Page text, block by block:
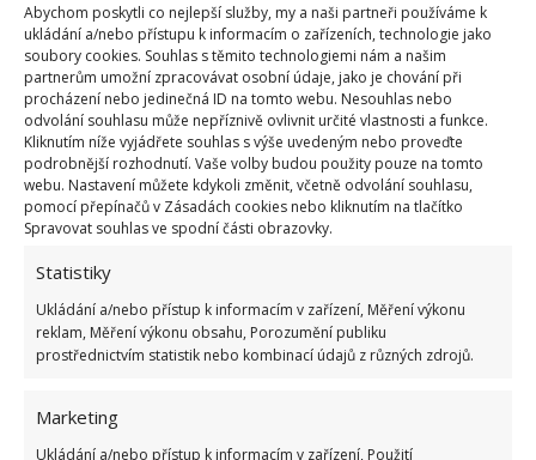
Abychom poskytli co nejlepší služby, my a naši partneři používáme k
ukládání a/nebo přístupu k informacím o zařízeních, technologie jako
soubory cookies. Souhlas s těmito technologiemi nám a našim
partnerům umožní zpracovávat osobní údaje, jako je chování při
procházení nebo jedinečná ID na tomto webu. Nesouhlas nebo
odvolání souhlasu může nepříznivě ovlivnit určité vlastnosti a funkce.
Kliknutím níže vyjádřete souhlas s výše uvedeným nebo proveďte
podrobnější rozhodnutí. Vaše volby budou použity pouze na tomto
webu. Nastavení můžete kdykoli změnit, včetně odvolání souhlasu,
pomocí přepínačů v Zásadách cookies nebo kliknutím na tlačítko
Spravovat souhlas ve spodní části obrazovky.
Statistiky
Ukládání a/nebo přístup k informacím v zařízení, Měření výkonu
reklam, Měření výkonu obsahu, Porozumění publiku
prostřednictvím statistik nebo kombinací údajů z různých zdrojů.
Marketing
Ukládání a/nebo přístup k informacím v zařízení, Použití
s ní mýt nádobí, stejně jako se hodí i na čištění
zašlého stříbra. Lze z ní vyčistit troubu, lokální